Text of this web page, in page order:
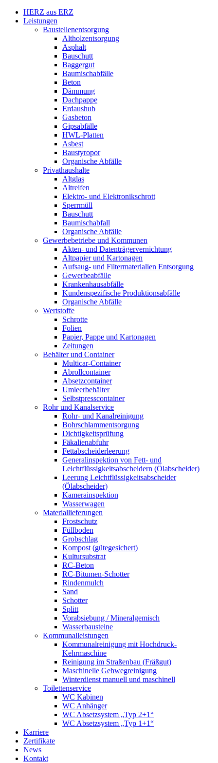
HERZ aus ERZ
Leistungen
Baustellenentsorgung
Altholzentsorgung
Asphalt
Bauschutt
Baggergut
Baumischabfälle
Beton
Dämmung
Dachpappe
Erdaushub
Gasbeton
Gipsabfälle
HWL-Platten
Asbest
Baustyropor
Organische Abfälle
Privathaushalte
Altglas
Altreifen
Elektro- und Elektronikschrott
Sperrmüll
Bauschutt
Baumischabfall
Organische Abfälle
Gewerbebetriebe und Kommunen
Akten- und Datenträgervernichtung
Altpapier und Kartonagen
Aufsaug- und Filtermaterialien Entsorgung
Gewerbeabfälle
Krankenhausabfälle
Kundenspezifische Produktionsabfälle
Organische Abfälle
Wertstoffe
Schrotte
Folien
Papier, Pappe und Kartonagen
Zeitungen
Behälter und Container
Multicar-Container
Abrollcontainer
Absetzcontainer
Umleerbehälter
Selbstpresscontainer
Rohr und Kanalservice
Rohr- und Kanalreinigung
Bohrschlammentsorgung
Dichtigkeitsprüfung
Fäkalienabfuhr
Fettabscheiderleerung
Generalinspektion von Fett- und
Leichtflüssigkeitsabscheidern (Ölabscheider)
Leerung Leichtflüssigkeitsabscheider
(Ölabscheider)
Kamerainspektion
Wasserwagen
Materiallieferungen
Frostschutz
Füllboden
Grobschlag
Kompost (gütegesichert)
Kultursubstrat
RC-Beton
RC-Bitumen-Schotter
Rindenmulch
Sand
Schotter
Splitt
Vorabsiebung / Mineralgemisch
Wasserbausteine
Kommunalleistungen
Kommunalreinigung mit Hochdruck-
Kehrmaschine
Reinigung im Straßenbau (Fräßgut)
Maschinelle Gehwegreinigung
Winterdienst manuell und maschinell
Toilettenservice
WC Kabinen
WC Anhänger
WC Absetzsystem „Typ 2+1“
WC Absetzsystem „Typ 1+1“
Karriere
Zertifikate
News
Kontakt